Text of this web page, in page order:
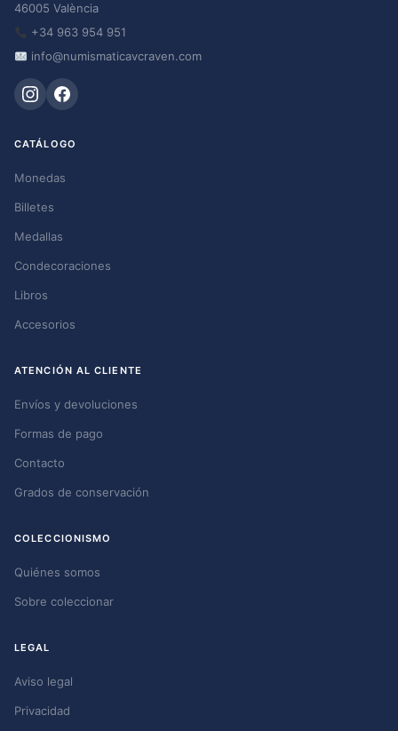
46005 València
+34 963 954 951
info@numismaticavcraven.com
CATÁLOGO
Monedas
Billetes
Medallas
Condecoraciones
Libros
Accesorios
ATENCIÓN AL CLIENTE
Envíos y devoluciones
Formas de pago
Contacto
Grados de conservación
COLECCIONISMO
Quiénes somos
Sobre coleccionar
LEGAL
Aviso legal
Privacidad